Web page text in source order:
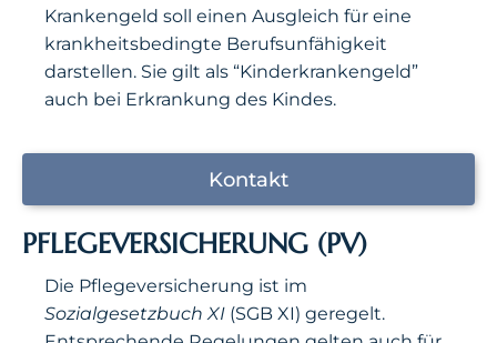
Krankengeld soll einen Ausgleich für eine
krankheitsbedingte Berufsunfähigkeit
darstellen. Sie gilt als “Kinderkrankengeld”
auch bei Erkrankung des Kindes.
Kontakt
PFLEGEVERSICHERUNG (PV)
Die Pflegeversicherung ist im
Sozialgesetzbuch XI (SGB XI) geregelt.